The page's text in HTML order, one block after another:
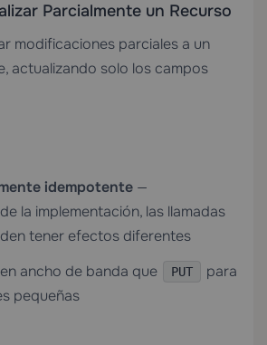
Parcialmente un Recurso
modificaciones parciales a un
actualizando solo los campos
idempotente —
la implementación, las llamadas
tener efectos diferentes
ancho de banda que
PUT
para
pequeñas